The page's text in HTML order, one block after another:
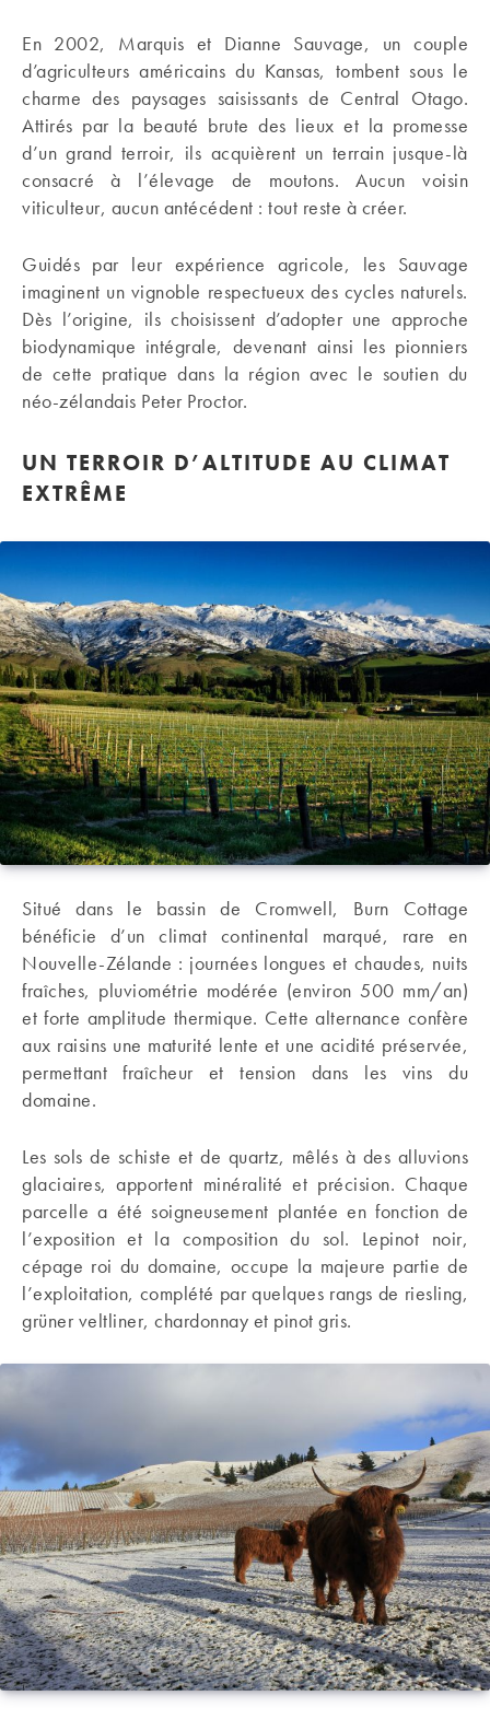
En 2002, Marquis et Dianne Sauvage, un couple
d’agriculteurs américains du Kansas, tombent sous le
charme des paysages saisissants de Central Otago.
Attirés par la beauté brute des lieux et la promesse
d’un grand terroir, ils acquièrent un terrain jusque-là
consacré à l’élevage de moutons. Aucun voisin
viticulteur, aucun antécédent : tout reste à créer.
Guidés par leur expérience agricole, les Sauvage
imaginent un vignoble respectueux des cycles naturels.
Dès l’origine, ils choisissent d’adopter une approche
biodynamique intégrale, devenant ainsi les pionniers
de cette pratique dans la région avec le soutien du
néo-zélandais Peter Proctor.
UN TERROIR D’ALTITUDE AU CLIMAT
EXTRÊME
Situé dans le bassin de Cromwell, Burn Cottage
bénéficie d’un climat continental marqué, rare en
Nouvelle-Zélande : journées longues et chaudes, nuits
fraîches, pluviométrie modérée (environ 500 mm/an)
et forte amplitude thermique. Cette alternance confère
aux raisins une maturité lente et une acidité préservée,
permettant fraîcheur et tension dans les vins du
domaine.
Les sols de schiste et de quartz, mêlés à des alluvions
glaciaires, apportent minéralité et précision. Chaque
parcelle a été soigneusement plantée en fonction de
l’exposition et la composition du sol. Lepinot noir,
cépage roi du domaine, occupe la majeure partie de
l’exploitation, complété par quelques rangs de riesling,
grüner veltliner, chardonnay et pinot gris.